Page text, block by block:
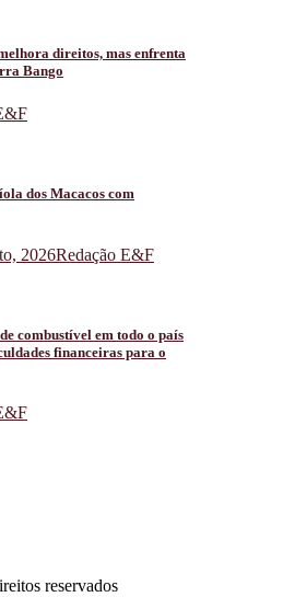
direitos, mas enfrenta
Bango
dos Macacos com
2026Redação E&F
combustível em todo o país
financeiras para o
reservados